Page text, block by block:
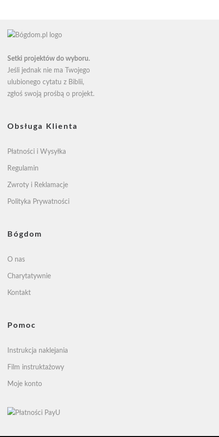
Setki projektów do wyboru.
Jeśli jednak nie ma Twojego
ulubionego cytatu z Biblii,
zgłoś swoją prośbą o projekt.
Obsługa Klienta
Płatności i Wysyłka
Regulamin
Zwroty i Reklamacje
Polityka Prywatności
Bógdom
O nas
Charytatywnie
Kontakt
Pomoc
Instrukcja naklejania
Film instruktażowy
Moje konto